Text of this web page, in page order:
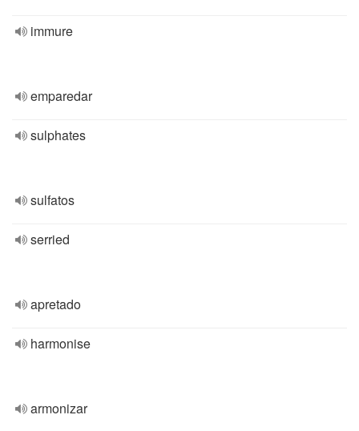
immure
emparedar
sulphates
sulfatos
serried
apretado
harmonise
armonizar